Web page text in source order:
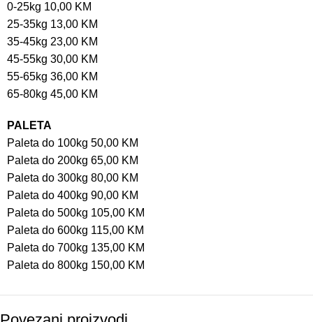
0-25kg 10,00 KM
25-35kg 13,00 KM
35-45kg 23,00 KM
45-55kg 30,00 KM
55-65kg 36,00 KM
65-80kg 45,00 KM
PALETA
Paleta do 100kg 50,00 KM
Paleta do 200kg 65,00 KM
Paleta do 300kg 80,00 KM
Paleta do 400kg 90,00 KM
Paleta do 500kg 105,00 KM
Paleta do 600kg 115,00 KM
Paleta do 700kg 135,00 KM
Paleta do 800kg 150,00 KM